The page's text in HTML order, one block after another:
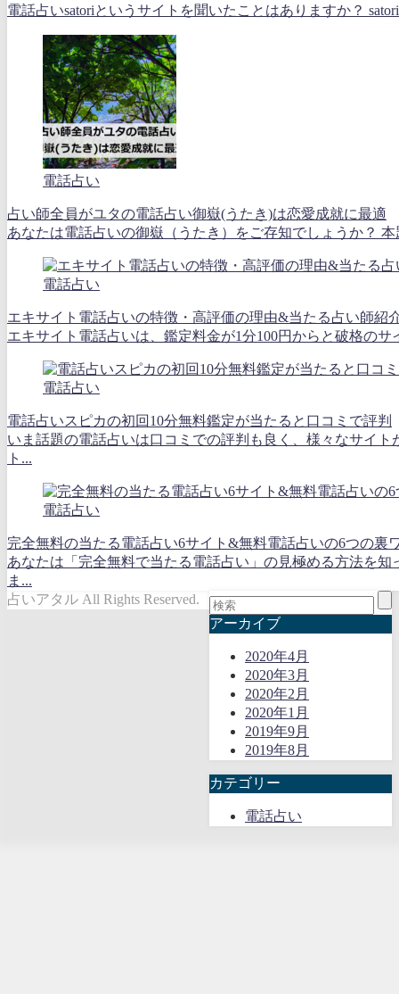
電話占いsatoriというサイトを聞いたことはありますか？
電話占い
占い師全員がユタの電話占い御嶽(うたき)は恋愛成就に最適
あなたは電話占いの御嶽（うたき）をご存知でしょうか？
電話占い
エキサイト電話占いの特徴・高評価の理由&当たる占い師紹
エキサイト電話占いは、鑑定料金が1分100円からと破格の
電話占い
電話占いスピカの初回10分無料鑑定が当たると口コミで評判
いま話題の電話占いは口コミでの評判も良く、様々なサイ
ト...
電話占い
完全無料の当たる電話占い6サイト&無料電話占いの6つの裏
あなたは「完全無料で当たる電話占い」の見極める方法を
ま...
アーカイブ
2020年4月
2020年3月
2020年2月
2020年1月
2019年9月
2019年8月
カテゴリー
電話占い
占いアタル All Rights Reserved.